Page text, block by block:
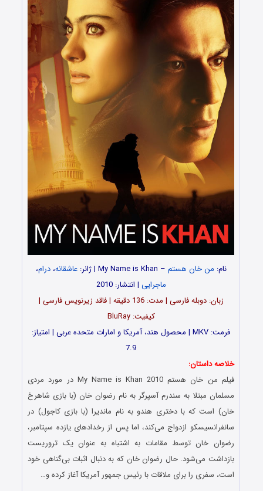
نام: من خان هستم – My Name is Khan | ژانر: عاشقانه،درام،
ماجرایی | انتشار: 2010
زبان: دوبله فارسی | مدت: 136 دقیقه | فاقد زیرنویس فارسی |
کیفیت: BluRay
فرمت: MKV | محصول هند، آمریکا و امارات متحده عربی | امتیاز:
7.9
خلاصه داستان:
فیلم من خان هستم My Name is Khan 2010 در مورد مردی
مسلمان مبتلا به سندرم آسپرگر به نام رضوان خان (با بازی شاهرخ
خان) است که با دختری هندو به نام ماندیرا (با بازی کاجول) در
سانفرانسیسکو ازدواج می‌کند، اما پس از رخدادهای یازده سپتامبر،
رضوان خان توسط مقامات به اشتباه به عنوان یک تروریست
بازداشت می‌شود. حال رضوان خان که به دنبال اثبات بی‌گناهی خود
است، سفری را برای ملاقات با رئیس جمهور آمریکا آغاز کرده و…